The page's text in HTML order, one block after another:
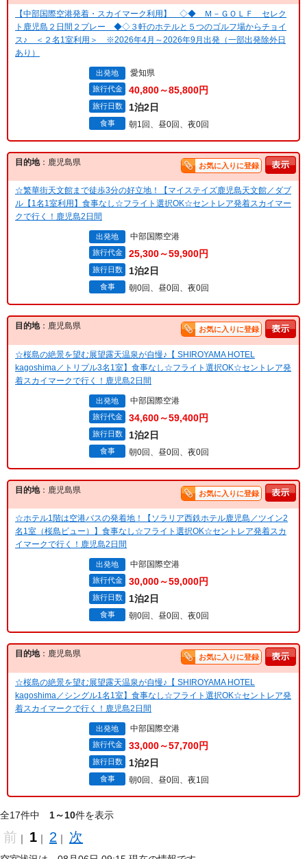
【中部国際空港発着・スカイマーク利用】 ◇◆ Ｍ－ＧＯＬＦ セレク
ト鹿児島２日間２プレー ◆◇３軒のホテルと５つのゴルフ場からチョイ
ス♪ ＜２名1室利用＞ ※2026年4月～2026年9月出発（一部出発除外日
あり）
出発地 愛知県
旅行代金 40,800～85,800円
旅行日数 1泊2日
食事 朝1回、昼0回、夜0回
目的地：鹿児島県 お気に入りに登録
☆繁華街天文館まで徒歩3分の好立地！【マイステイズ鹿児島天文館／ダブ
ル【1名1室利用】食事なし☆フライト選択OK☆セントレア発着スカイマー
クで行く！鹿児島2日間
出発地 中部国際空港
旅行代金 25,300～59,900円
旅行日数 1泊2日
食事 朝0回、昼0回、夜0回
目的地：鹿児島県 お気に入りに登録
☆桜島の絶景を望む展望露天温泉が自慢♪【 SHIROYAMA HOTEL
kagoshima／トリプル3名1室】食事なし☆フライト選択OK☆セントレア発
着スカイマークで行く！鹿児島2日間
出発地 中部国際空港
旅行代金 34,600～59,400円
旅行日数 1泊2日
食事 朝0回、昼0回、夜0回
目的地：鹿児島県 お気に入りに登録
☆ホテル1階は空港バスの発着地！【ソラリア西鉄ホテル鹿児島／ツイン2
名1室（桜島ビュー）】食事なし☆フライト選択OK☆セントレア発着スカ
イマークで行く！鹿児島2日間
出発地 中部国際空港
旅行代金 30,000～59,000円
旅行日数 1泊2日
食事 朝0回、昼0回、夜0回
目的地：鹿児島県 お気に入りに登録
☆桜島の絶景を望む展望露天温泉が自慢♪【 SHIROYAMA HOTEL
kagoshima／シングル1名1室】食事なし☆フライト選択OK☆セントレア発
着スカイマークで行く！鹿児島2日間
出発地 中部国際空港
旅行代金 33,000～57,700円
旅行日数 1泊2日
食事 朝0回、昼0回、夜1回
全17件中 1～10件を表示
前 ｜ 1 ｜ 2 ｜ 次